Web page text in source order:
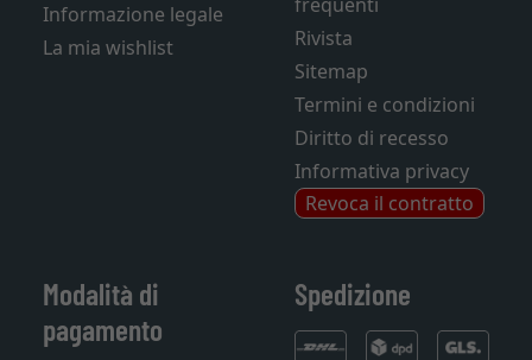
Informazione legale
La mia wishlist
Rivista
Sitemap
Termini e condizioni
Diritto di recesso
Informativa privacy
Revoca il contratto
Modalità di
pagamento
Spedizione